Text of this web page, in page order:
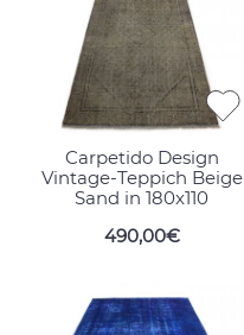
Carpetido Design
Vintage-Teppich Beige
Sand in 180x110
490,00€